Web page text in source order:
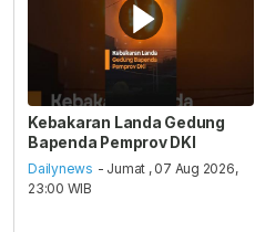
Kebakaran Landa Gedung
Bapenda Pemprov DKI
Dailynews - Jumat , 07 Aug 2026,
23:00 WIB